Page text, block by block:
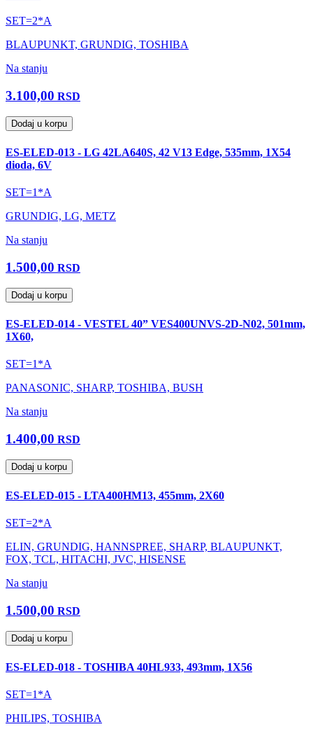
SET=2*A
BLAUPUNKT, GRUNDIG, TOSHIBA
Na stanju
3.100,00 RSD
Dodaj u korpu
ES-ELED-013 - LG 42LA640S, 42 V13 Edge, 535mm, 1X54
dioda, 6V
SET=1*A
GRUNDIG, LG, METZ
Na stanju
1.500,00 RSD
Dodaj u korpu
ES-ELED-014 - VESTEL 40” VES400UNVS-2D-N02, 501mm,
1X60,
SET=1*A
PANASONIC, SHARP, TOSHIBA, BUSH
Na stanju
1.400,00 RSD
Dodaj u korpu
ES-ELED-015 - LTA400HM13, 455mm, 2X60
SET=2*A
ELIN, GRUNDIG, HANNSPREE, SHARP, BLAUPUNKT,
FOX, TCL, HITACHI, JVC, HISENSE
Na stanju
1.500,00 RSD
Dodaj u korpu
ES-ELED-018 - TOSHIBA 40HL933, 493mm, 1X56
SET=1*A
PHILIPS, TOSHIBA